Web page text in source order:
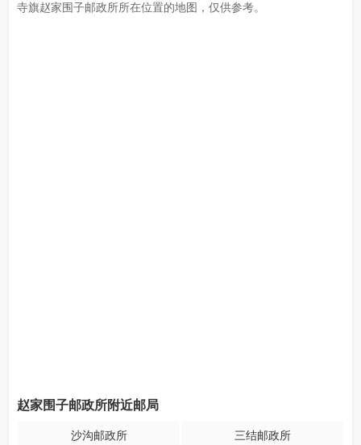
寺旗赵家围子邮政所所在位置的地图，仅供参考。
赵家围子邮政所附近邮局
沙沟邮政所 三结邮政所